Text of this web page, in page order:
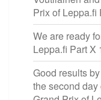
Prix of Leppa.fi
We are ready
Leppa.fi Part X
Good results
the second